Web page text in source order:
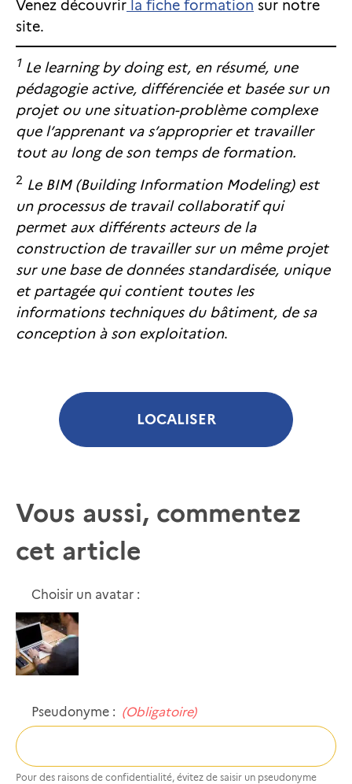
Venez découvrir la fiche formation sur notre
site.
1 Le learning by doing est, en résumé, une
pédagogie active, différenciée et basée sur un
projet ou une situation-problème complexe
que l’apprenant va s’approprier et travailler
tout au long de son temps de formation.
2 Le BIM (Building Information Modeling) est
un processus de travail collaboratif qui
permet aux différents acteurs de la
construction de travailler sur un même projet
sur une base de données standardisée, unique
et partagée qui contient toutes les
informations techniques du bâtiment, de sa
conception à son exploitation.
LOCALISER
Vous aussi, commentez
cet article
Choisir un avatar :
Pseudonyme : (obligatoire)
Pour des raisons de confidentialité, évitez de saisir un pseudonyme